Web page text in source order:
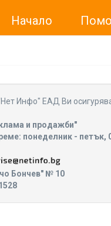
Начало
с
Инфо" ЕАД Ви
и продажби"
понеделник - петък,
Бончев" № 10